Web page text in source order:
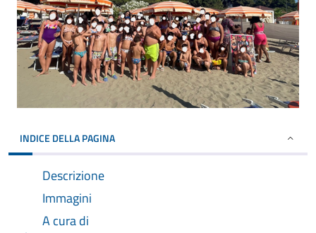
INDICE DELLA PAGINA
Descrizione
Immagini
A cura di